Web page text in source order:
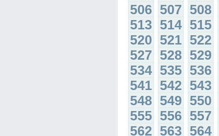
506 507 508
513 514 515
520 521 522
527 528 529
534 535 536
541 542 543
548 549 550
555 556 557
562 563 564